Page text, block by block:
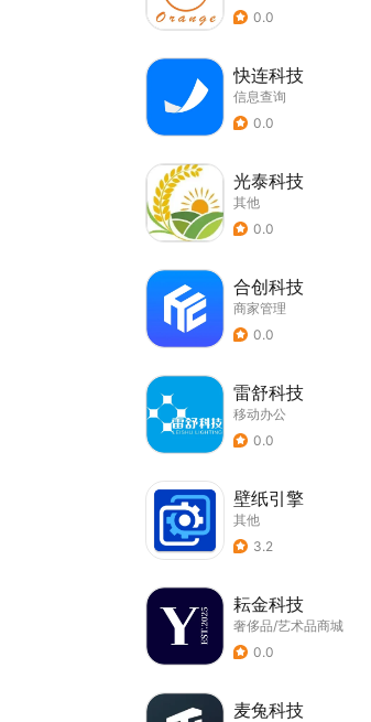
0.0
快连科技
信息查询
0.0
光泰科技
其他
0.0
合创科技
商家管理
0.0
雷舒科技
移动办公
0.0
壁纸引擎
其他
3.2
耘金科技
奢侈品/艺术品商城
0.0
麦兔科技